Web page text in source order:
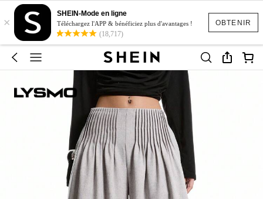
OBTENIR
×
SHEIN-Mode en ligne
Téléchargez l'APP & bénéficiez plus d'avantages !
(18,717)